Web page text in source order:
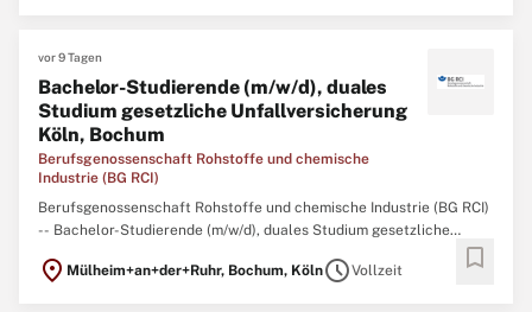
vor 9 Tagen
Bachelor-Studierende (m/w/d), duales
Studium gesetzliche Unfallversicherung
Köln, Bochum
Berufsgenossenschaft Rohstoffe und chemische
Industrie (BG RCI)
Berufsgenossenschaft Rohstoffe und chemische Industrie (BG RCI)
-- Bachelor-Studierende (m/w/d), duales Studium gesetzliche
Sozialversicherung von morgen – Studieren Sie mit Vision! Die BG
location_on Mülheim+an+der+Ruhr, Bochum, KölnscheduleVollzeit bookmark